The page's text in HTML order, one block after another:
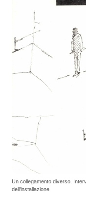
Un collegamento diverso.
dell’installazione